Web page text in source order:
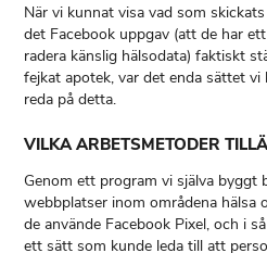
När vi kunnat visa vad som
det Facebook uppgav (att de har
radera känslig hälsodata) faktiskt
fejkat apotek, var det enda sättet
reda på detta.
VILKA ARBETSMETODER
Genom ett program vi själva byggt
webbplatser inom områdena hälsa
de använde Facebook Pixel, och i
ett sätt som kunde leda till att